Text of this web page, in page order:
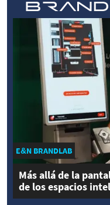
E&N BRANDLAB
Más allá de la
de los espacios